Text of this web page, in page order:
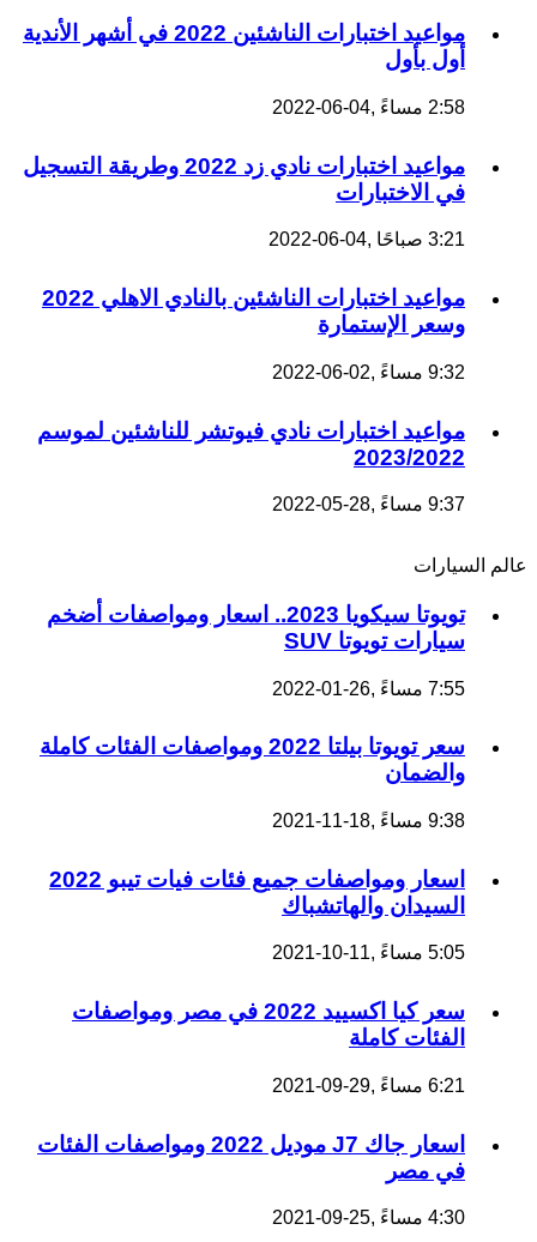
مواعيد اختبارات الناشئين 2022 في أشهر الأندية
أول بأول
2:58 مساءً ,04-06-2022
مواعيد اختبارات نادي زد 2022 وطريقة التسجيل
في الاختبارات
3:21 صباحًا ,04-06-2022
مواعيد اختبارات الناشئين بالنادي الاهلي 2022
وسعر الإستمارة
9:32 مساءً ,02-06-2022
مواعيد اختبارات نادي فيوتشر للناشئين لموسم
2023/2022
9:37 مساءً ,28-05-2022
عالم السيارات
تويوتا سيكويا 2023.. اسعار ومواصفات أضخم
سيارات تويوتا SUV
7:55 مساءً ,26-01-2022
سعر تويوتا بيلتا 2022 ومواصفات الفئات كاملة
والضمان
9:38 مساءً ,18-11-2021
اسعار ومواصفات جميع فئات فيات تيبو 2022
السيدان والهاتشباك
5:05 مساءً ,11-10-2021
سعر كيا اكسييد 2022 في مصر ومواصفات
الفئات كاملة
6:21 مساءً ,29-09-2021
اسعار جاك J7 موديل 2022 ومواصفات الفئات
في مصر
4:30 مساءً ,25-09-2021